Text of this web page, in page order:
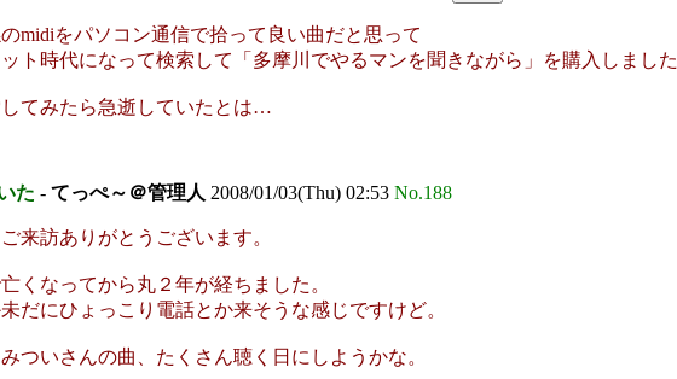
midiをパソコン通信で拾って良い曲だと思って
ト時代になって検索して「多摩川でやるマンを聞きながら」を購入しまし
てみたら急逝していたとは…
た -てっぺ～＠管理人 2008/01/03(Thu) 02:53No.188
来訪ありがとうございます。
くなってから丸２年が経ちました。
だにひょっこり電話とか来そうな感じですけど。
ついさんの曲、たくさん聴く日にしようかな。